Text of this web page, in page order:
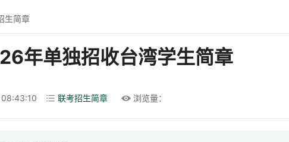
生简章
年单独招收台湾学生简章
联考招生简章 浏览量：